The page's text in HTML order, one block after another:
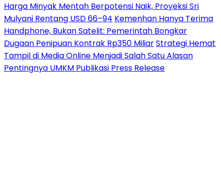
Harga Minyak Mentah Berpotensi Naik, Proyeksi Sri
Mulyani Rentang USD 66–94 Kemenhan Hanya Terima
Handphone, Bukan Satelit: Pemerintah Bongkar
Dugaan Penipuan Kontrak Rp350 MiliarStrategi Hemat
Tampil di Media Online Menjadi Salah Satu Alasan
Pentingnya UMKM Publikasi Press Release